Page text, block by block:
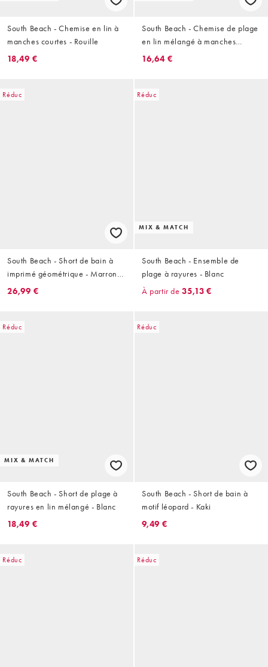
South Beach - Chemise en lin à
manches courtes - Rouille
18,49 €
South Beach - Chemise de plage
en lin mélangé à manches
courtes et rayures - Blanc
16,64 €
Réduc
South Beach - Short de bain à
imprimé géométrique - Marron
multicolore
26,99 €
Réduc
MIX & MATCH
South Beach - Ensemble de
plage à rayures - Blanc
À partir de 35,13 €
Réduc
MIX & MATCH
South Beach - Short de plage à
rayures en lin mélangé - Blanc
18,49 €
Réduc
South Beach - Short de bain à
motif léopard - Kaki
9,49 €
Réduc Réduc